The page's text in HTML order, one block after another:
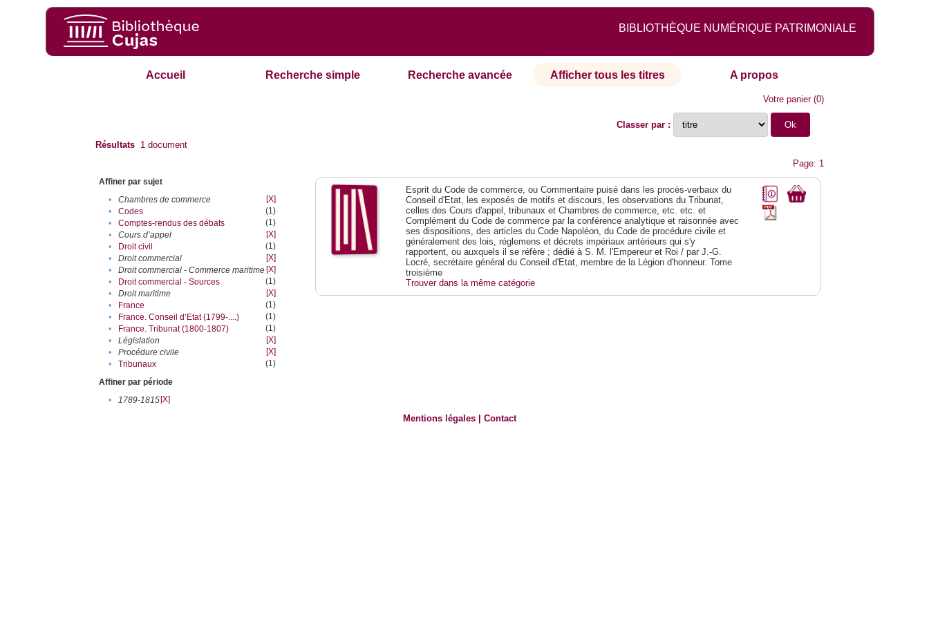
BIBLIOTHÈQUE NUMÉRIQUE PATRIMONIALE
Accueil Recherche simple Recherche avancée Afficher tous les titres A propos
Votre panier(0)
Classer par :
Résultats 1 document
Page: 1
Affiner par sujet
•
Chambres de commerce
[X]
•
Codes
(1)
•
Comptes-rendus des débats
(1)
•
Cours d’appel
[X]
•
Droit civil
(1)
•
Droit commercial
[X]
•
Droit commercial - Commerce maritime [X]
•
Droit commercial - Sources
(1)
•
Droit maritime
[X]
•
France
(1)
•
France. Conseil d’Etat (1799-....)
(1)
•
France. Tribunat (1800-1807)
(1)
•
Législation
[X]
•
Procédure civile
[X]
•
Tribunaux
(1)
Affiner par période
•
1789-1815[X]
Esprit du Code de commerce, ou Commentaire puisé dans les procès-verbaux du
Conseil d'Etat, les exposés de motifs et discours, les observations du Tribunat,
celles des Cours d'appel, tribunaux et Chambres de commerce, etc. etc. et
Complément du Code de commerce par la conférence analytique et raisonnée avec
ses dispositions, des articles du Code Napoléon, du Code de procédure civile et
généralement des lois, réglemens et décrets impériaux antérieurs qui s'y
rapportent, ou auxquels il se réfère ; dédié à S. M. l'Empereur et Roi / par J.-G.
Locré, secrétaire général du Conseil d'Etat, membre de la Légion d'honneur. Tome
troisième
Trouver dans la même catégorie
Mentions légales |Contact